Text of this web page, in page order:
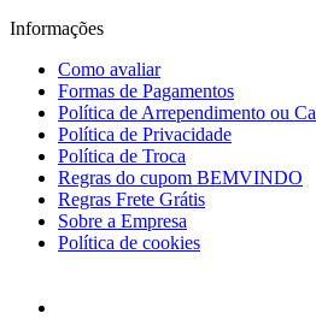
Informações
Como avaliar
Formas de Pagamentos
Política de Arrependimento ou
Política de Privacidade
Política de Troca
Regras do cupom BEMVINDO
Regras Frete Grátis
Sobre a Empresa
Política de cookies